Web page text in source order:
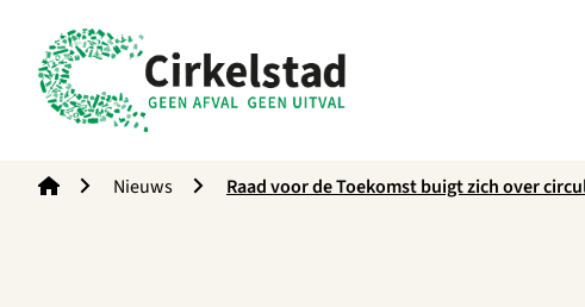
Nieuws Raad voor de Toekomst buigt zich over